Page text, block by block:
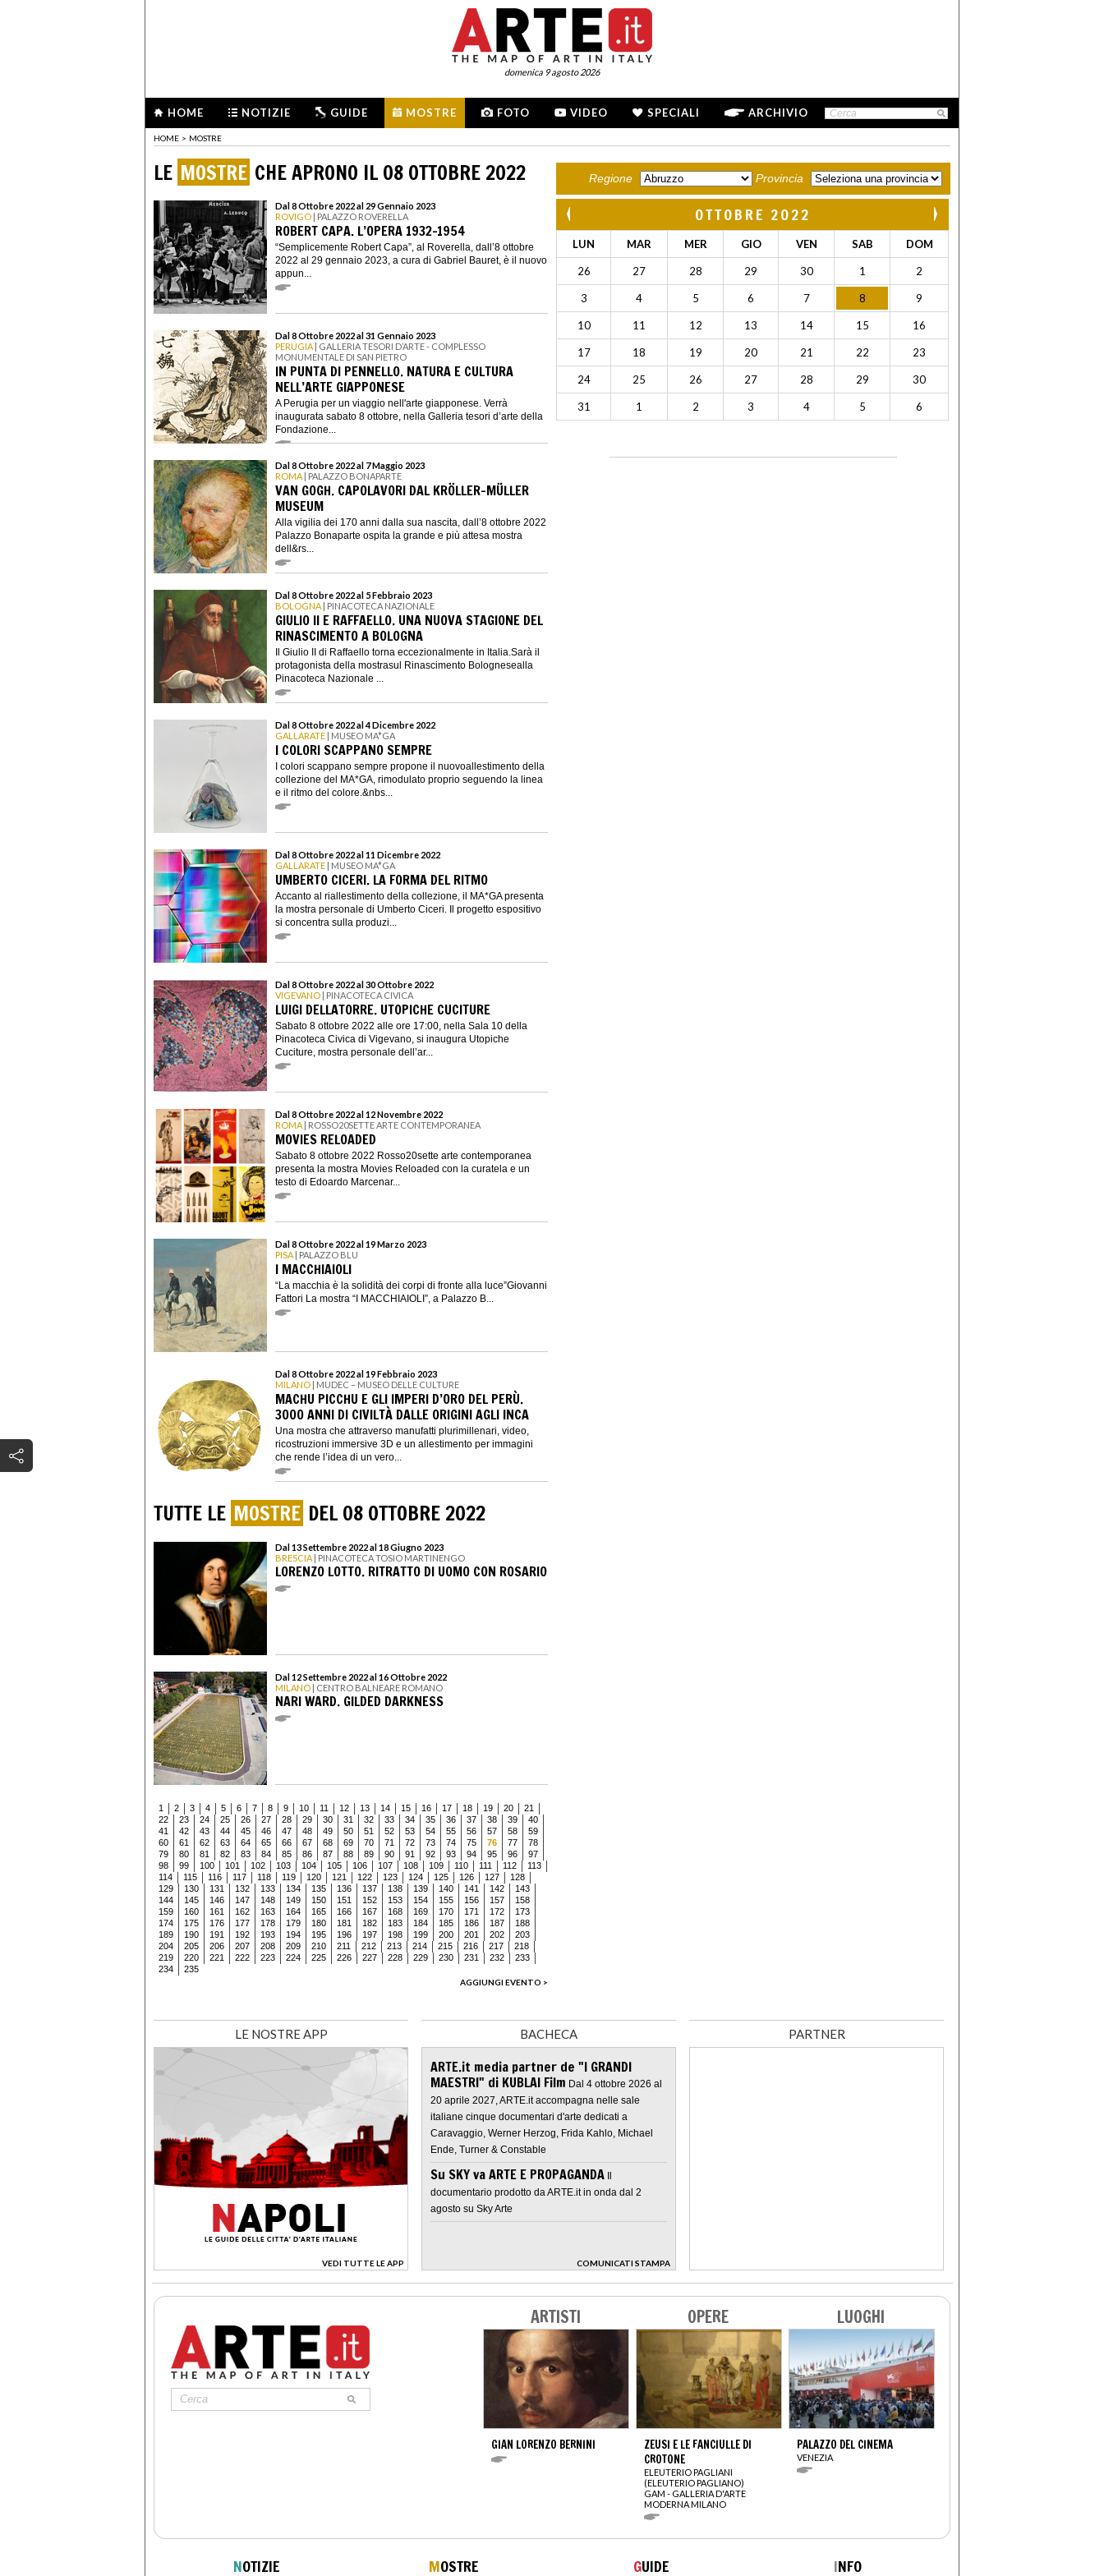
domenica 9 agosto 2026
HOME NOTIZIE GUIDE MOSTRE FOTO VIDEO SPECIALI ARCHIVIO
HOME > MOSTRE
LE MOSTRE CHE APRONO IL 08 OTTOBRE 2022
Dal 8 Ottobre 2022 al 29 Gennaio 2023
ROVIGO | PALAZZO ROVERELLA
ROBERT CAPA. L’OPERA 1932-1954
“Semplicemente Robert Capa”, al Roverella, dall’8 ottobre
2022 al 29 gennaio 2023, a cura di Gabriel Bauret, è il nuovo
appun...
Dal 8 Ottobre 2022 al 31 Gennaio 2023
PERUGIA | GALLERIA TESORI D’ARTE - COMPLESSO
MONUMENTALE DI SAN PIETRO
IN PUNTA DI PENNELLO. NATURA E CULTURA
NELL’ARTE GIAPPONESE
A Perugia per un viaggio nell'arte giapponese. Verrà
inaugurata sabato 8 ottobre, nella Galleria tesori d’arte della
Fondazione...
Dal 8 Ottobre 2022 al 7 Maggio 2023
ROMA | PALAZZO BONAPARTE
VAN GOGH. CAPOLAVORI DAL KRÖLLER-MÜLLER
MUSEUM
Alla vigilia dei 170 anni dalla sua nascita, dall’8 ottobre 2022
Palazzo Bonaparte ospita la grande e più attesa mostra
dell&rs...
Dal 8 Ottobre 2022 al 5 Febbraio 2023
BOLOGNA | PINACOTECA NAZIONALE
GIULIO II E RAFFAELLO. UNA NUOVA STAGIONE DEL
RINASCIMENTO A BOLOGNA
Il Giulio II di Raffaello torna eccezionalmente in Italia.Sarà il
protagonista della mostrasul Rinascimento Bolognesealla
Pinacoteca Nazionale ...
Dal 8 Ottobre 2022 al 4 Dicembre 2022
GALLARATE | MUSEO MA*GA
I COLORI SCAPPANO SEMPRE
I colori scappano sempre propone il nuovoallestimento della
collezione del MA*GA, rimodulato proprio seguendo la linea
e il ritmo del colore.&nbs...
Dal 8 Ottobre 2022 al 11 Dicembre 2022
GALLARATE | MUSEO MA*GA
UMBERTO CICERI. LA FORMA DEL RITMO
Accanto al riallestimento della collezione, il MA*GA presenta
la mostra personale di Umberto Ciceri. Il progetto espositivo
si concentra sulla produzi...
Dal 8 Ottobre 2022 al 30 Ottobre 2022
VIGEVANO | PINACOTECA CIVICA
LUIGI DELLATORRE. UTOPICHE CUCITURE
Sabato 8 ottobre 2022 alle ore 17:00, nella Sala 10 della
Pinacoteca Civica di Vigevano, si inaugura Utopiche
Cuciture, mostra personale dell’ar...
Dal 8 Ottobre 2022 al 12 Novembre 2022
ROMA | ROSSO20SETTE ARTE CONTEMPORANEA
MOVIES RELOADED
Sabato 8 ottobre 2022 Rosso20sette arte contemporanea
presenta la mostra Movies Reloaded con la curatela e un
testo di Edoardo Marcenar...
Dal 8 Ottobre 2022 al 19 Marzo 2023
PISA | PALAZZO BLU
I MACCHIAIOLI
“La macchia è la solidità dei corpi di fronte alla luce”Giovanni
Fattori La mostra “I MACCHIAIOLI”, a Palazzo B...
Dal 8 Ottobre 2022 al 19 Febbraio 2023
MILANO | MUDEC – MUSEO DELLE CULTURE
MACHU PICCHU E GLI IMPERI D’ORO DEL PERÙ.
3000 ANNI DI CIVILTÀ DALLE ORIGINI AGLI INCA
Una mostra che attraverso manufatti plurimillenari, video,
ricostruzioni immersive 3D e un allestimento per immagini
che rende l’idea di un vero...
TUTTE LE MOSTRE DEL 08 OTTOBRE 2022
Dal 13 Settembre 2022 al 18 Giugno 2023
BRESCIA | PINACOTECA TOSIO MARTINENGO
LORENZO LOTTO. RITRATTO DI UOMO CON ROSARIO
Dal 12 Settembre 2022 al 16 Ottobre 2022
MILANO | CENTRO BALNEARE ROMANO
NARI WARD. GILDED DARKNESS
1 2 3 4 5 6 7 8 9 10 11 12 13 14 15 16 17 18 19 20
21
22
23 24 25 26 27 28 29 30 31 32 33 34 35 36 37 38 39
40
41
42 43 44 45 46 47 48 49 50 51 52 53 54 55 56 57 58
59
60
61 62 63 64 65 66 67 68 69 70 71 72 73 74 75 76 77
78
79
80 81 82 83 84 85 86 87 88 89 90 91 92 93 94 95 96
97
98
99 100 101 102 103 104 105 106 107 108 109 110 111 112
113
114
115 116 117 118 119 120 121 122 123 124 125 126 127
128
129
130 131 132 133 134 135 136 137 138 139 140 141 142
143
144
145 146 147 148 149 150 151 152 153 154 155 156 157
158
159
160 161 162 163 164 165 166 167 168 169 170 171 172
173
174
175 176 177 178 179 180 181 182 183 184 185 186 187
188
189
190 191 192 193 194 195 196 197 198 199 200 201 202
203
204
205 206 207 208 209 210 211 212 213 214 215 216 217
218
219
220 221 222 223 224 225 226 227 228 229 230 231 232
233
234
235
AGGIUNGI EVENTO >
Regione Provincia
OTTOBRE 2022
LUN MAR MER GIO VEN SAB DOM
26 27 28 29 30 1 2
3 4 5 6 7 8 9
10 11 12 13 14 15 16
17 18 19 20 21 22 23
24 25 26 27 28 29 30
31 1 2 3 4 5 6
LE NOSTRE APP
VEDI TUTTE LE APP
>
BACHECA
ARTE.it media partner de "I GRANDI
MAESTRI" di KUBLAI Film Dal 4 ottobre 2026 al
20 aprile 2027, ARTE.it accompagna nelle sale
italiane cinque documentari d'arte dedicati a
Caravaggio, Werner Herzog, Frida Kahlo, Michael
Ende, Turner & Constable
Su SKY va ARTE E PROPAGANDA Il
documentario prodotto da ARTE.it in onda dal 2
agosto su Sky Arte
COMUNICATI STAMPA
>
PARTNER
ARTISTI
GIAN LORENZO BERNINI
OPERE
ZEUSI E LE FANCIULLE DI
CROTONE
ELEUTERIO PAGLIANI
(ELEUTERIO PAGLIANO)
GAM - GALLERIA D'ARTE
MODERNA MILANO
LUOGHI
PALAZZO DEL CINEMA
VENEZIA
NOTIZIE MOSTRE GUIDE INFO